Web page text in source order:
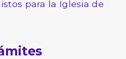
para la Iglesia de